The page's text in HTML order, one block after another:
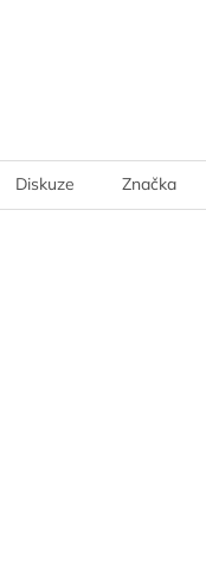
Diskuze Značka